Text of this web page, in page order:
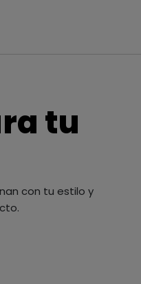
tu
con tu estilo y